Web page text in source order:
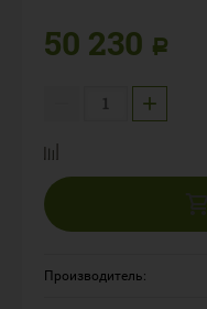
50 230 Р
+
Производитель: